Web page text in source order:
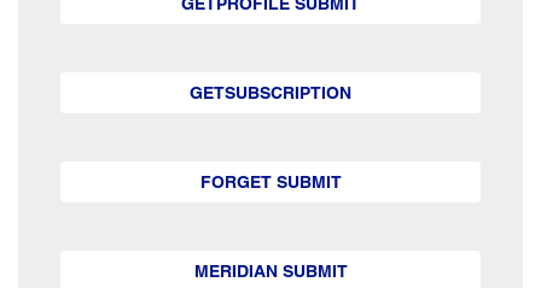
GETSUBSCRIPTION
FORGET SUBMIT
MERIDIAN SUBMIT